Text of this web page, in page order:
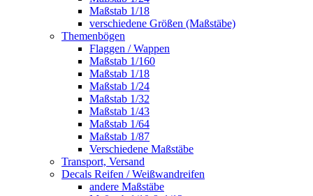
Maßstab 1/18
verschiedene Größen (Maßstäbe)
Themenbögen
Flaggen / Wappen
Maßstab 1/160
Maßstab 1/18
Maßstab 1/24
Maßstab 1/32
Maßstab 1/43
Maßstab 1/64
Maßstab 1/87
Verschiedene Maßstäbe
Transport, Versand
Decals Reifen / Weißwandreifen
andere Maßstäbe